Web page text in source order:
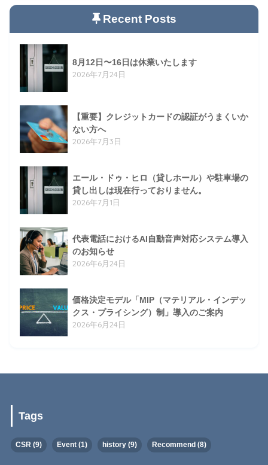
Recent Posts
8月12日〜16日は休業いたします
2026年7月24日
【重要】クレジットカードの認証がうまくいか
ない方へ
2026年7月3日
エール・ドゥ・ヒロ（貸しホール）や駐車場の
貸し出しは現在行っておりません。
2026年7月1日
代表電話におけるAI自動音声対応システム導入
のお知らせ
2026年6月24日
価格決定モデル「MIP（マテリアル・インデッ
クス・プライシング）制」導入のご案内
2026年6月24日
Tags
CSR (9) Event(1) history(9) Recommend(8)